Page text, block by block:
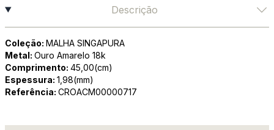
Descrição
Coleção: MALHA SINGAPURA
Metal: Ouro Amarelo 18k
Comprimento: 45,00(cm)
Espessura: 1,98(mm)
Referência: CROACM00000717